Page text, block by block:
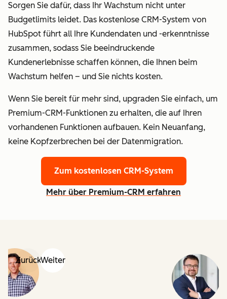
Sorgen Sie dafür, dass Ihr Wachstum nicht unter
Budgetlimits leidet. Das kostenlose CRM-System von
HubSpot führt all Ihre Kundendaten und -erkenntnisse
zusammen, sodass Sie beeindruckende
Kundenerlebnisse schaffen können, die Ihnen beim
Wachstum helfen – und Sie nichts kosten.
Wenn Sie bereit für mehr sind, upgraden Sie einfach, um
Premium-CRM-Funktionen zu erhalten, die auf Ihren
vorhandenen Funktionen aufbauen. Kein Neuanfang,
keine Kopfzerbrechen bei der Datenmigration.
Zum kostenlosen CRM-System
Mehr über Premium-CRM erfahren
ZurückWeiter